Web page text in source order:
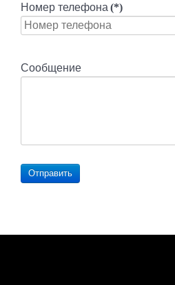
Номер телефона (*)
Сообщение
Отправить